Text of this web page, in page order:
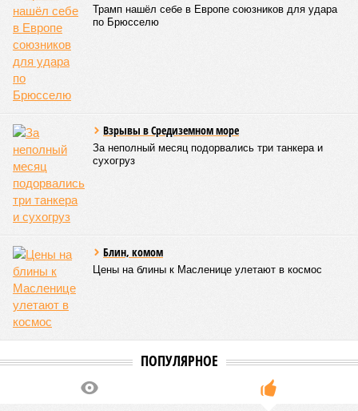
Трамп нашёл себе в Европе союзников для удара
по Брюсселю
Взрывы в Средиземном море
За неполный месяц подорвались три танкера и
сухогруз
Блин, комом
Цены на блины к Масленице улетают в космос
ПОПУЛЯРНОЕ